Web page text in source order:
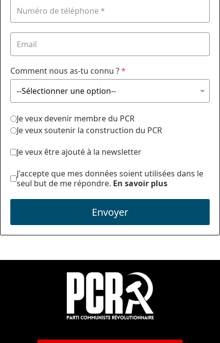
Comment nous as-tu connu ?*
Je veux devenir membre du PCR
Je veux soutenir la construction du PCR
Je veux être ajouté à la newsletter
J'accepte que mes données soient utilisées dans le
seul but de me répondre. En savoir plus
Envoyer